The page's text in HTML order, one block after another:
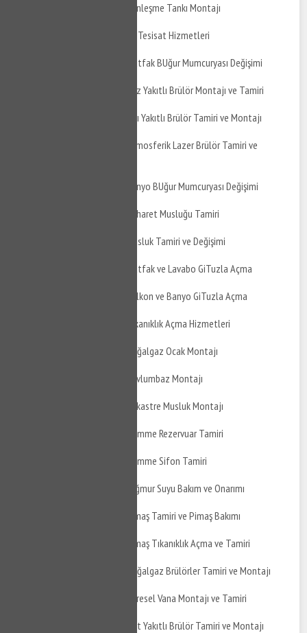
Gölbaşı Bahçelievler Genleşme Tankı Montajı
Gölbaşı Bahçelievler Su Tesisat Hizmetleri
Gölbaşı Bahçelievler Mutfak BUğur Mumcuryası Değişimi
Gölbaşı Bahçelievler Gaz Yakıtlı Brülör Montajı ve Tamiri
Gölbaşı Bahçelievler Sıvı Yakıtlı Brülör Tamiri ve Montajı
Gölbaşı Bahçelievler Atmosferik Lazer Brülör Tamiri ve
Gölbaşı Bahçelievler Banyo BUğur Mumcuryası Değişimi
Gölbaşı Bahçelievler Taharet Musluğu Tamiri
Gölbaşı Bahçelievler Musluk Tamiri ve Değişimi
Gölbaşı Bahçelievler Mutfak ve Lavabo GiTuzla Açma
Gölbaşı Bahçelievler Balkon ve Banyo GiTuzla Açma
Gölbaşı Bahçelievler Tıkanıklık Açma Hizmetleri
Gölbaşı Bahçelievler Doğalgaz Ocak Montajı
Gölbaşı Bahçelievler Davlumbaz Montajı
Gölbaşı Bahçelievler Ankastre Musluk Montajı
Gölbaşı Bahçelievler Gömme Rezervuar Tamiri
Gölbaşı Bahçelievler Gömme Sifon Tamiri
Gölbaşı Bahçelievler Yağmur Suyu Bakım ve Onarımı
Gölbaşı Bahçelievler Pimaş Tamiri ve Pimaş Bakımı
Gölbaşı Bahçelievler Pimaş Tıkanıklık Açma ve Tamiri
Gölbaşı Bahçelievler Doğalgaz Brülörler Tamiri ve Montajı
Gölbaşı Bahçelievler Küresel Vana Montajı ve Tamiri
Gölbaşı Bahçelievler Çift Yakıtlı Brülör Tamiri ve Montajı